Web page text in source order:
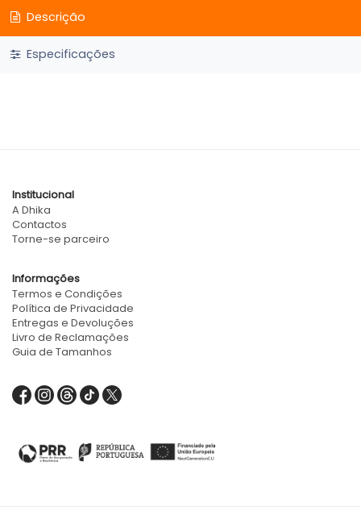
Descrição
Especificações
Institucional
A Dhika
Contactos
Torne-se parceiro
Informações
Termos e Condições
Política de Privacidade
Entregas e Devoluções
Livro de Reclamações
Guia de Tamanhos